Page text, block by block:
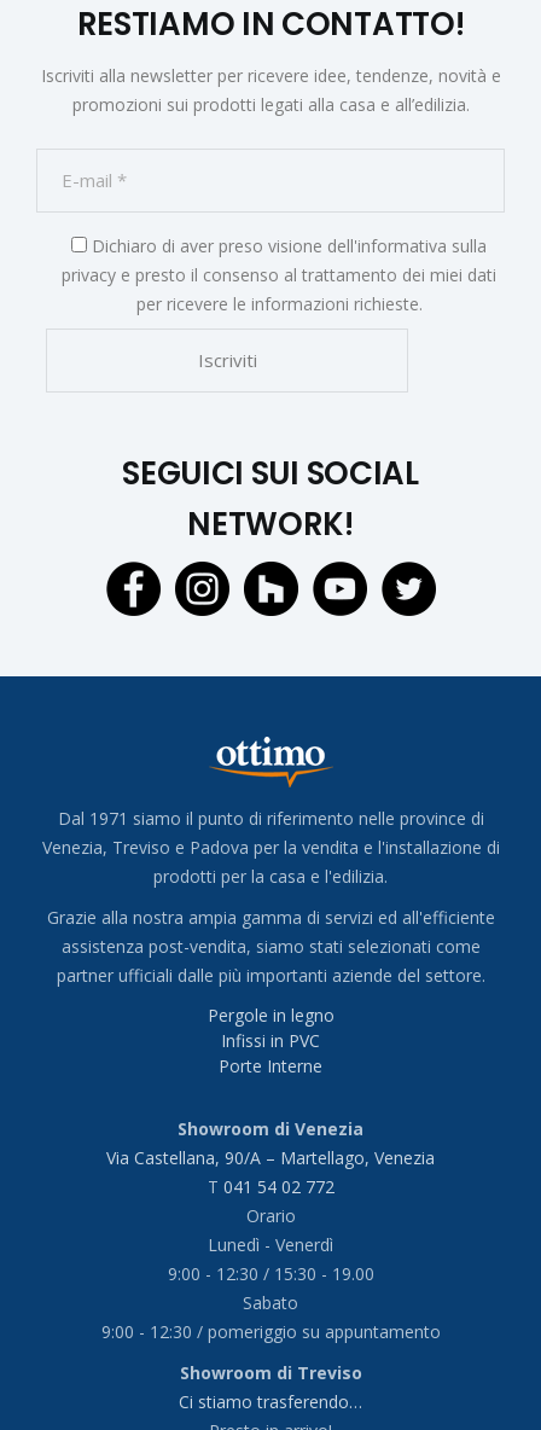
RESTIAMO IN CONTATTO!
Iscriviti alla newsletter per ricevere idee, tendenze, novità e
promozioni sui prodotti legati alla casa e all’edilizia.
Dichiaro di aver preso visione dell'informativa sulla
privacy e presto il consenso al trattamento dei miei dati
per ricevere le informazioni richieste.
SEGUICI SUI SOCIAL
NETWORK!
Dal 1971 siamo il punto di riferimento nelle province di
Venezia, Treviso e Padova per la vendita e l'installazione di
prodotti per la casa e l'edilizia.
Grazie alla nostra ampia gamma di servizi ed all'efficiente
assistenza post-vendita, siamo stati selezionati come
partner ufficiali dalle più importanti aziende del settore.
Pergole in legno
Infissi in PVC
Porte Interne
Showroom di Venezia
Via Castellana, 90/A – Martellago, Venezia
T 041 54 02 772
Orario
Lunedì - Venerdì
9:00 - 12:30 / 15:30 - 19.00
Sabato
9:00 - 12:30 / pomeriggio su appuntamento
Showroom di Treviso
Ci stiamo trasferendo…